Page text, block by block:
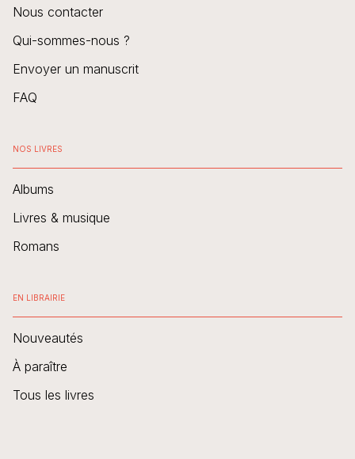
Nous contacter
Qui-sommes-nous ?
Envoyer un manuscrit
FAQ
NOS LIVRES
Albums
Livres & musique
Romans
EN LIBRAIRIE
Nouveautés
À paraître
Tous les livres